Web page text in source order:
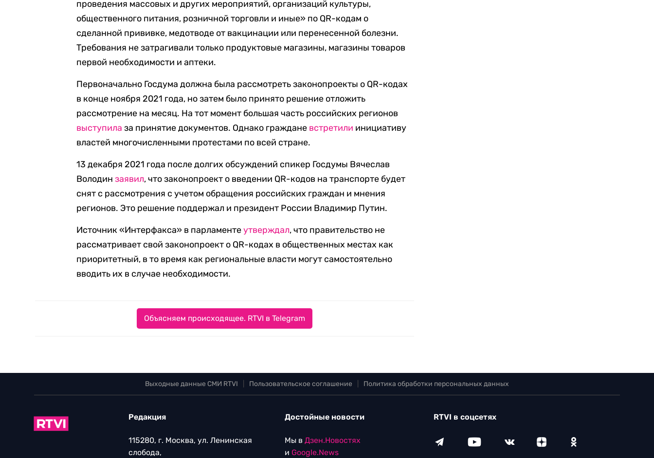
проведения массовых и других мероприятий, организаций культуры,
общественного питания, розничной торговли и иные» по QR-кодам о
сделанной прививке, медотводе от вакцинации или перенесенной болезни.
Требования не затрагивали только продуктовые магазины, магазины товаров
первой необходимости и аптеки.
Первоначально Госдума должна была рассмотреть законопроекты о QR-кодах
в конце ноября 2021 года, но затем было принято решение отложить
рассмотрение на месяц. На тот момент большая часть российских регионов
выступила за принятие документов. Однако граждане встретили инициативу
властей многочисленными протестами по всей стране.
13 декабря 2021 года после долгих обсуждений спикер Госдумы Вячеслав
Володинзаявил, что законопроект о введении QR-кодов на транспорте будет
снят с рассмотрения с учетом обращения российских граждан и мнения
регионов. Это решение поддержал и президент России Владимир Путин.
Источник «Интерфакса» в парламентеутверждал, что правительство не
рассматривает свой законопроект о QR-кодах в общественных местах как
приоритетный, в то время как региональные власти могут самостоятельно
вводить их в случае необходимости.
Объясняем происходящее. RTVI в Telegram
Выходные данные СМИ RTVI Пользовательское соглашение Политика обработки персональных данных
Редакция
115280, г. Москва, ул. Ленинская
слобода,
Достойные новости
Мы в Дзен.Новостях
и Google.News
RTVI в соцсетях